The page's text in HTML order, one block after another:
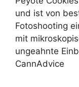
und ist von
Fotoshooting
mit
ungeahnte
CannAdvice